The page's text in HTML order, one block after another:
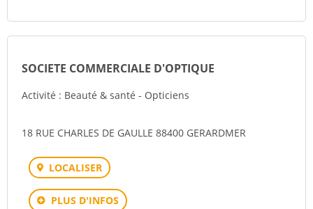
SOCIETE COMMERCIALE D'OPTIQUE
Activité : Beauté & santé - Opticiens
18 RUE CHARLES DE GAULLE 88400 GERARDMER
LOCALISER
PLUS D'INFOS